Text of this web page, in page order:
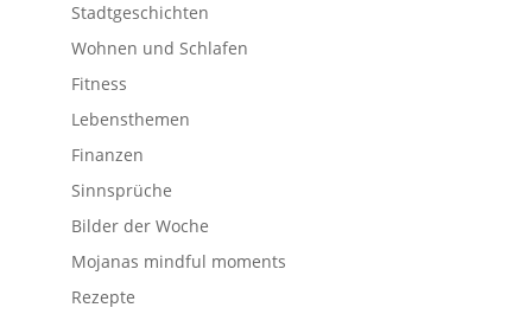
Stadtgeschichten
Wohnen und Schlafen
Fitness
Lebensthemen
Finanzen
Sinnsprüche
Bilder der Woche
Mojanas mindful moments
Rezepte